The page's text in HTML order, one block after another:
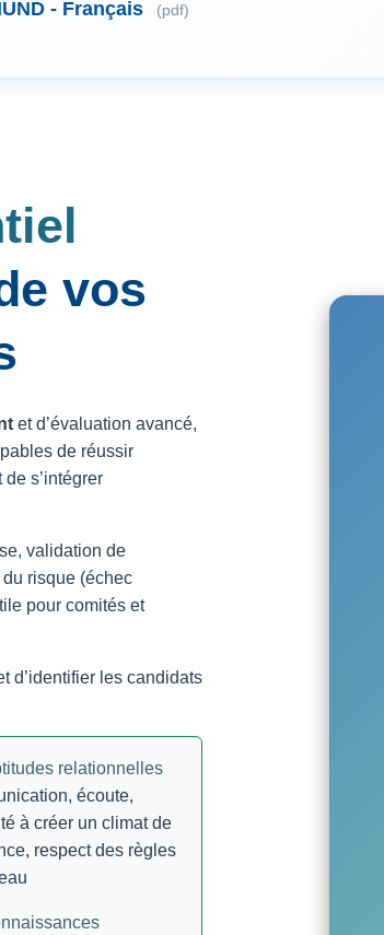
- Français
(pdf)
vos
et d’évaluation avancé,
de réussir
s’intégrer
validation de
risque (échec
pour comités et
d’identifier les candidats
relationnelles
écoute,
à créer un climat de
respect des règles